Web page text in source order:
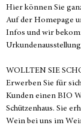
Hier können Sie
Auf der Homepage
Infos und wir
WOLLTEN SIE
Erwerben Sie für
Kunden einen BIO
Schützenhaus. Sie
Wein bei uns im